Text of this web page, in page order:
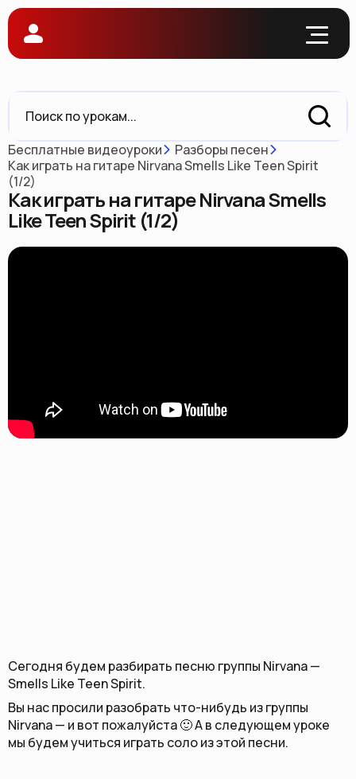
Бесплатные видеоуроки
Разборы песен
Как играть на гитаре Nirvana Smells Like Teen Spirit
(1/2)
Как играть на гитаре Nirvana Smells
Like Teen Spirit (1/2)
Сегодня будем разбирать песню группы Nirvana —
Smells Like Teen Spirit.
Вы нас просили разобрать что-нибудь из группы
Nirvana — и вот пожалуйста 🙂 А в следующем уроке
мы будем учиться играть соло из этой песни.